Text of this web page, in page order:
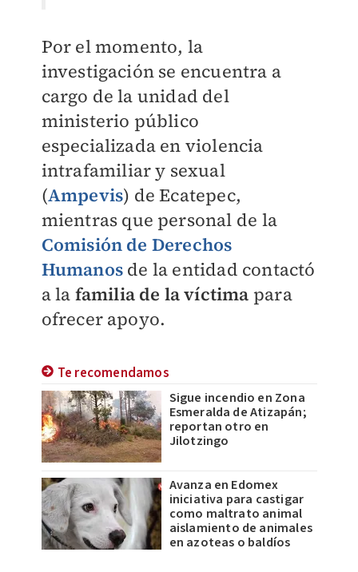
Por el momento, la
investigación se encuentra a
cargo de la unidad del
ministerio público
especializada en violencia
intrafamiliar y sexual
(Ampevis) de Ecatepec,
mientras que personal de la
Comisión de Derechos
Humanos de la entidad contactó
a la familia de la víctima para
ofrecer apoyo.
Te recomendamos
Sigue incendio en Zona
Esmeralda de Atizapán;
reportan otro en
Jilotzingo
Avanza en Edomex
iniciativa para castigar
como maltrato animal
aislamiento de animales
en azoteas o baldíos